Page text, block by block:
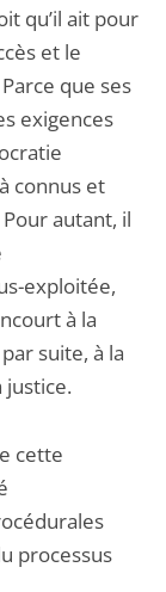
qu’il ait pour
et le
que ses
exigences
connus et
autant, il
exploitée,
à la
suite, à la
cette
processus